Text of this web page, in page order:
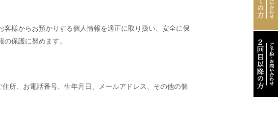
様からお預かりする個人情報を適正に取り扱い、安全に保
保護に努めます。
所、お電話番号、生年月日、メールアドレス、その他の個